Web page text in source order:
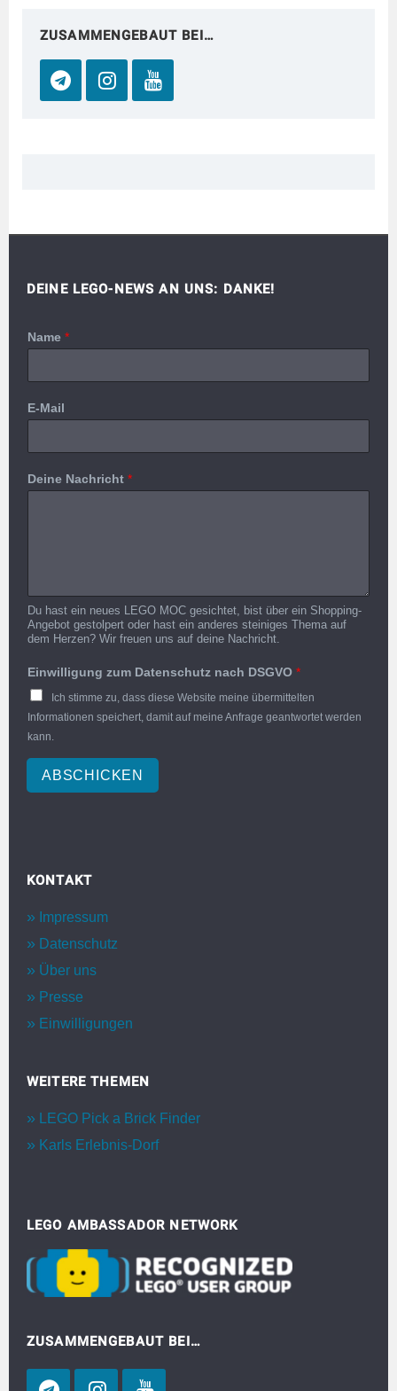
ZUSAMMENGEBAUT BEI…
DEINE LEGO-NEWS AN UNS: DANKE!
Name *
E-Mail
Deine Nachricht *
Du hast ein neues LEGO MOC gesichtet, bist über ein Shopping-
Angebot gestolpert oder hast ein anderes steiniges Thema auf
dem Herzen? Wir freuen uns auf deine Nachricht.
Einwilligung zum Datenschutz nach DSGVO *
Ich stimme zu, dass diese Website meine übermittelten
Informationen speichert, damit auf meine Anfrage geantwortet werden
kann.
ABSCHICKEN
KONTAKT
Impressum
Datenschutz
Über uns
Presse
Einwilligungen
WEITERE THEMEN
LEGO Pick a Brick Finder
Karls Erlebnis-Dorf
LEGO AMBASSADOR NETWORK
ZUSAMMENGEBAUT BEI…